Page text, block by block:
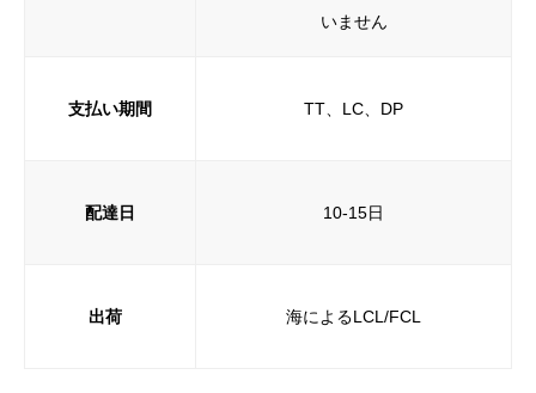
いません
支払い期間 TT、LC、DP
配達日 10-15日
出荷 海によるLCL/FCL